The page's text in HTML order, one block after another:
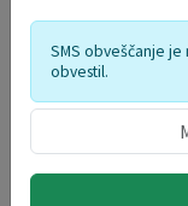
17
18
24
25
SMS obveščanje
obvestil.